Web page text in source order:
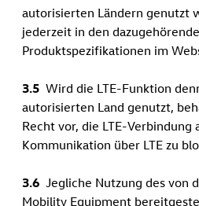
autorisierten Ländern genutzt
jederzeit in den
Produktspezifikationen im
3.5 Wird die LTE-Funktion
autorisierten Land genutzt,
Recht vor, die LTE-Verbindung
Kommunikation über LTE zu
3.6 Jegliche Nutzung des von
Mobility Equipment